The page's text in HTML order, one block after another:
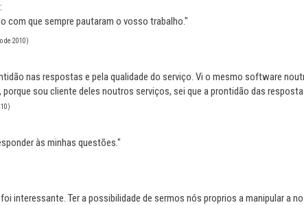
com que sempre pautaram o vosso trabalho."
de 2010)
nas respostas e pela qualidade do serviço. Vi o mesmo software
sou cliente deles noutros serviços, sei que a prontidão das
às minhas questões."
interessante. Ter a possibilidade de sermos nós proprios a manipular a